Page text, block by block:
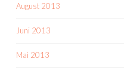
August 2013
Juni 2013
Mai 2013